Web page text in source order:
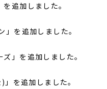
追加しました。
を追加しました。
」を追加しました。
を追加しました。